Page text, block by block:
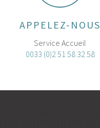
APPELEZ-NOUS
Service Accueil
0033 (0)2 51 58 32 58